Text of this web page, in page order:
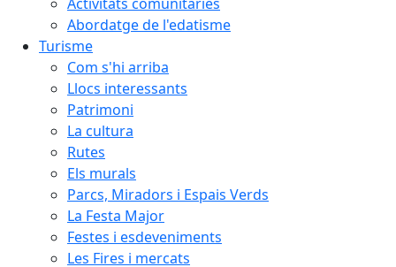
Abordatge de l'edatisme
Turisme
Com s'hi arriba
Llocs interessants
Patrimoni
La cultura
Rutes
Els murals
Parcs, Miradors i Espais Verds
La Festa Major
Festes i esdeveniments
Les Fires i mercats